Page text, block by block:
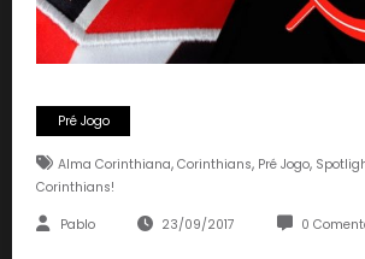
Pré Jogo
Alma Corinthiana, Corinthians, Pré Jogo,
Corinthians!
Pablo 23/09/2017 0